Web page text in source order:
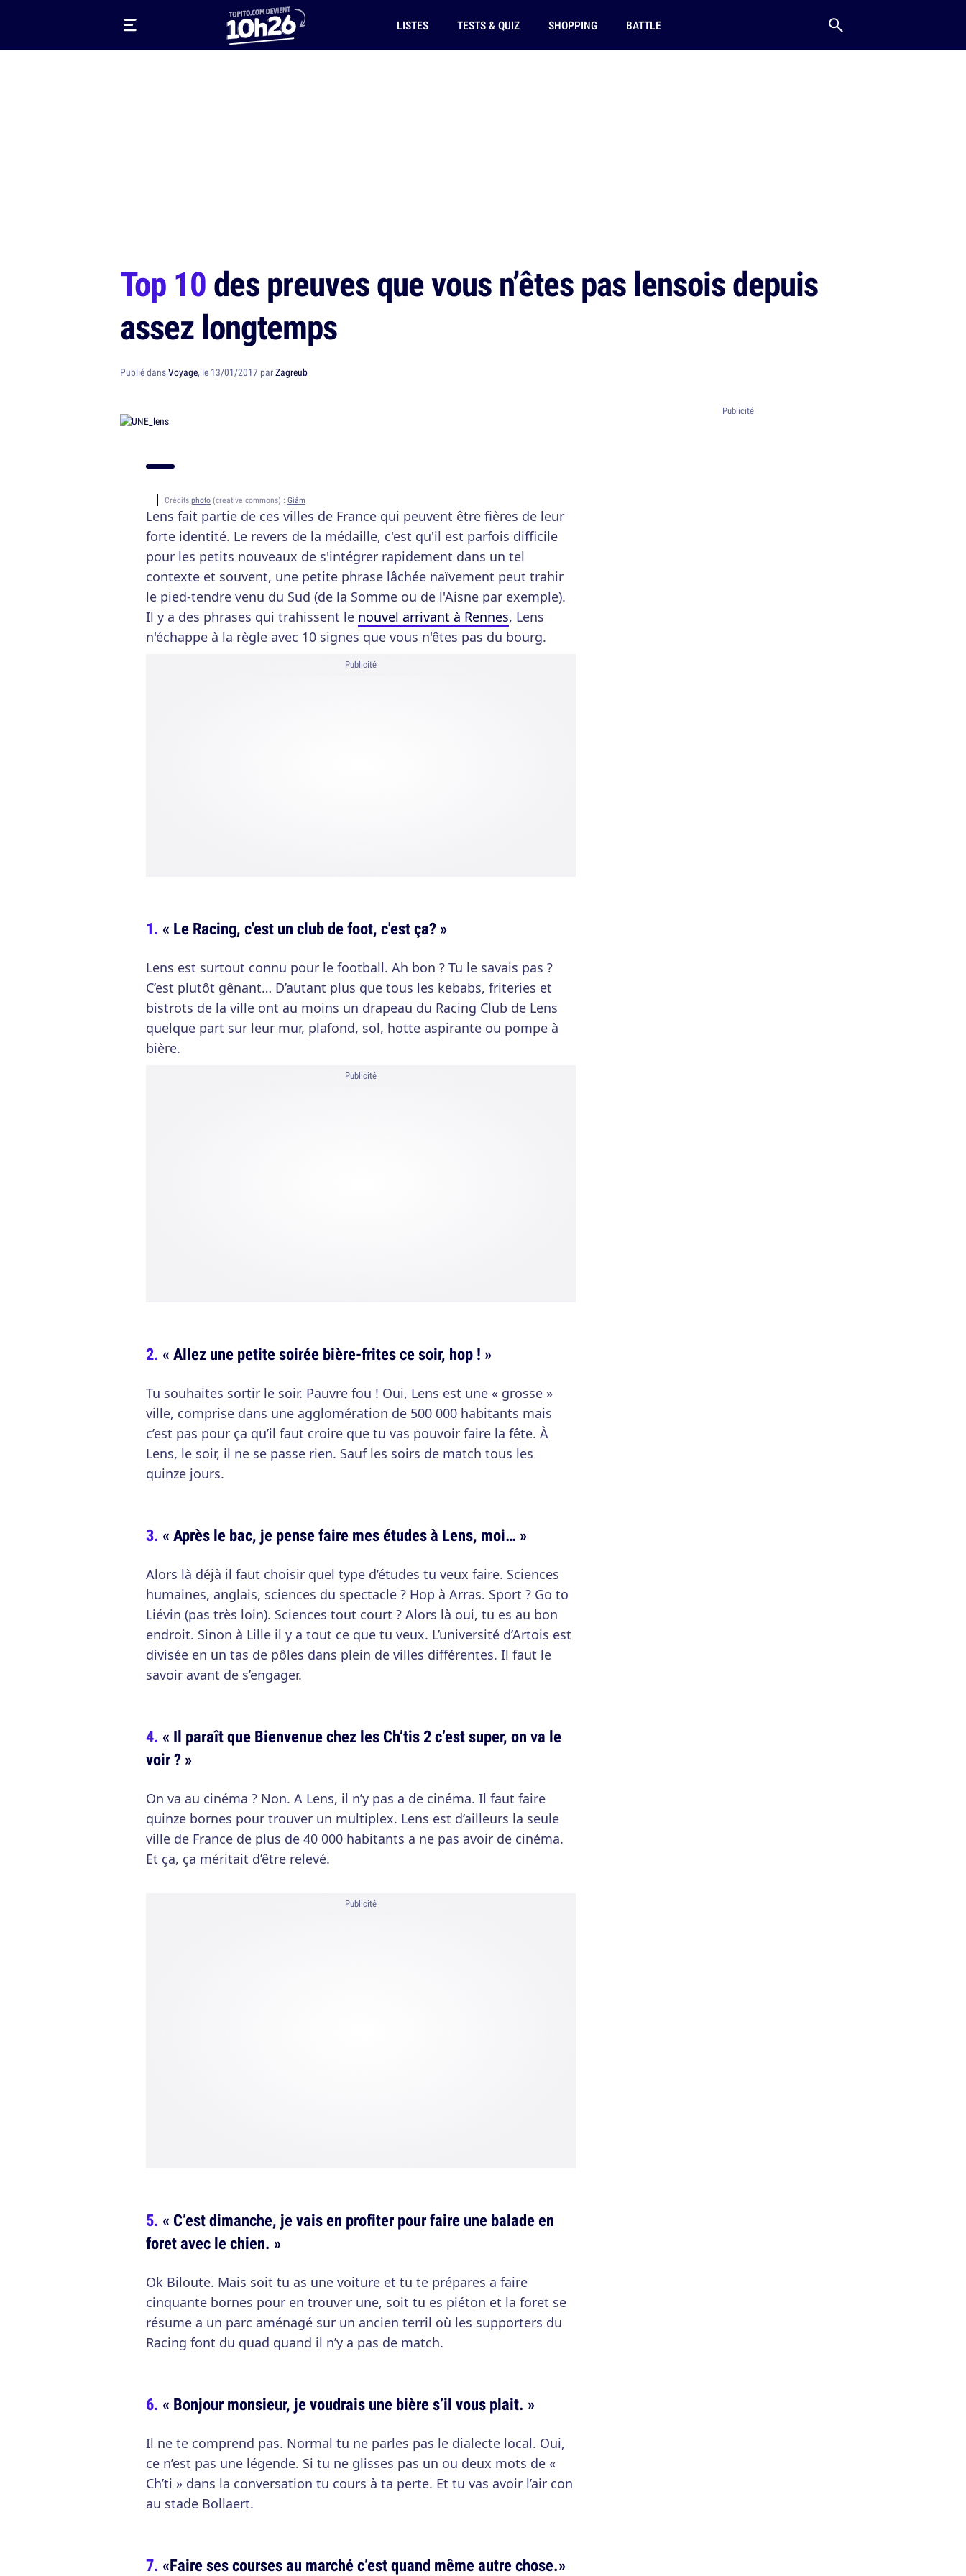
LISTES TESTS & QUIZ SHOPPING BATTLE
Top 10des preuves que vous n’êtes pas lensois depuis
assez longtemps
Publié dansVoyage, le 13/01/2017 parZagreub
Crédits photo (creative commons) : Giåm
Lens fait partie de ces villes de France qui peuvent être fières de leur
forte identité. Le revers de la médaille, c'est qu'il est parfois difficile
pour les petits nouveaux de s'intégrer rapidement dans un tel
contexte et souvent, une petite phrase lâchée naïvement peut trahir
le pied-tendre venu du Sud (de la Somme ou de l'Aisne par exemple).
Il y a des phrases qui trahissent le nouvel arrivant à Rennes, Lens
n'échappe à la règle avec 10 signes que vous n'êtes pas du bourg.
Publicité
« Le Racing, c'est un club de foot, c'est ça? »
Lens est surtout connu pour le football. Ah bon ? Tu le savais pas ?
C’est plutôt gênant… D’autant plus que tous les kebabs, friteries et
bistrots de la ville ont au moins un drapeau du Racing Club de Lens
quelque part sur leur mur, plafond, sol, hotte aspirante ou pompe à
bière.
Publicité
« Allez une petite soirée bière-frites ce soir, hop ! »
Tu souhaites sortir le soir. Pauvre fou ! Oui, Lens est une « grosse »
ville, comprise dans une agglomération de 500 000 habitants mais
c’est pas pour ça qu’il faut croire que tu vas pouvoir faire la fête. À
Lens, le soir, il ne se passe rien. Sauf les soirs de match tous les
quinze jours.
« Après le bac, je pense faire mes études à Lens, moi… »
Alors là déjà il faut choisir quel type d’études tu veux faire. Sciences
humaines, anglais, sciences du spectacle ? Hop à Arras. Sport ? Go to
Liévin (pas très loin). Sciences tout court ? Alors là oui, tu es au bon
endroit. Sinon à Lille il y a tout ce que tu veux. L’université d’Artois est
divisée en un tas de pôles dans plein de villes différentes. Il faut le
savoir avant de s’engager.
« Il paraît que Bienvenue chez les Ch’tis 2 c’est super, on va le
voir ? »
On va au cinéma ? Non. A Lens, il n’y pas a de cinéma. Il faut faire
quinze bornes pour trouver un multiplex. Lens est d’ailleurs la seule
ville de France de plus de 40 000 habitants a ne pas avoir de cinéma.
Et ça, ça méritait d’être relevé.
Publicité
« C’est dimanche, je vais en profiter pour faire une balade en
foret avec le chien. »
Ok Biloute. Mais soit tu as une voiture et tu te prépares a faire
cinquante bornes pour en trouver une, soit tu es piéton et la foret se
résume a un parc aménagé sur un ancien terril où les supporters du
Racing font du quad quand il n’y a pas de match.
« Bonjour monsieur, je voudrais une bière s’il vous plait. »
Il ne te comprend pas. Normal tu ne parles pas le dialecte local. Oui,
ce n’est pas une légende. Si tu ne glisses pas un ou deux mots de «
Ch’ti » dans la conversation tu cours à ta perte. Et tu vas avoir l’air con
au stade Bollaert.
«Faire ses courses au marché c’est quand même autre chose.»